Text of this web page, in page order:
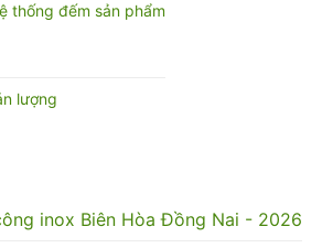
thống đếm sản phẩm
lượng
inox Biên Hòa Đồng Nai - 2026